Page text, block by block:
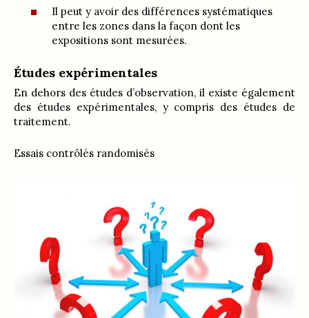
Il peut y avoir des différences systématiques
entre les zones dans la façon dont les
expositions sont mesurées.
Études expérimentales
En dehors des études d’observation, il existe également
des études expérimentales, y compris des études de
traitement.
Essais contrôlés randomisés